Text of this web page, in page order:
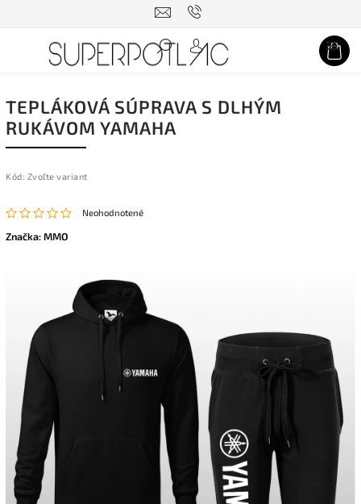
Hľadať
TEPLÁKOVÁ SÚPRAVA S DLHÝM
RUKÁVOM YAMAHA
Kód: Zvoľte variant
Neohodnotené
Značka:MMO